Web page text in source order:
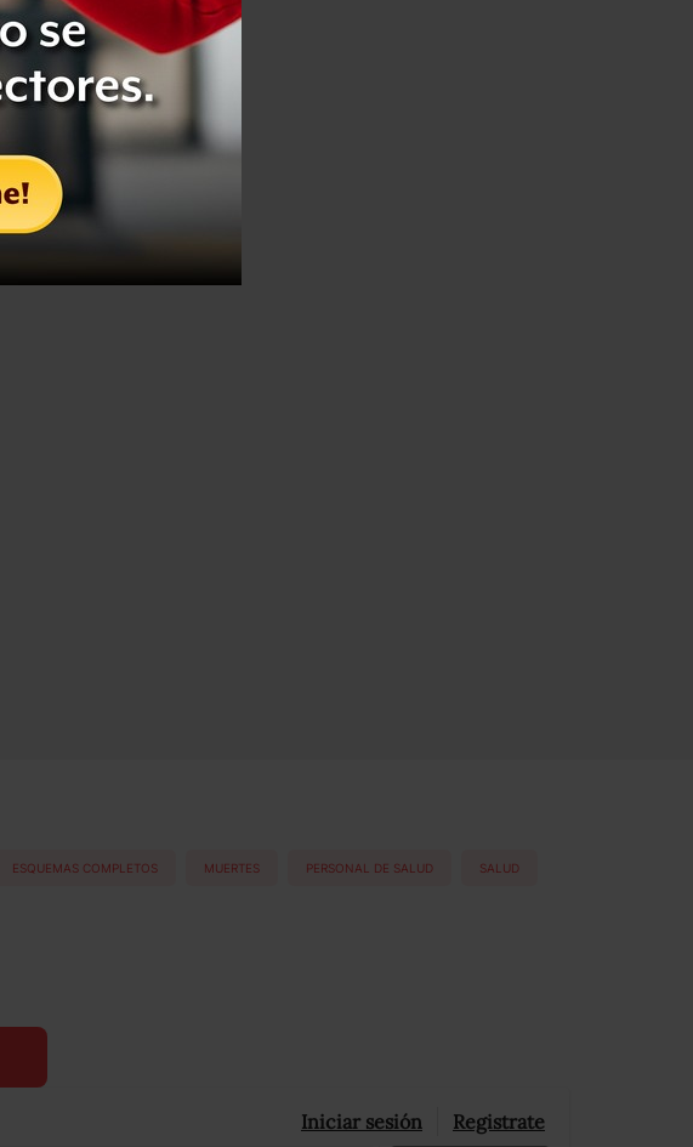
ESQUEMAS COMPLETOS MUERTES PERSONAL DE SALUD SALUD
Iniciar sesión Registrate